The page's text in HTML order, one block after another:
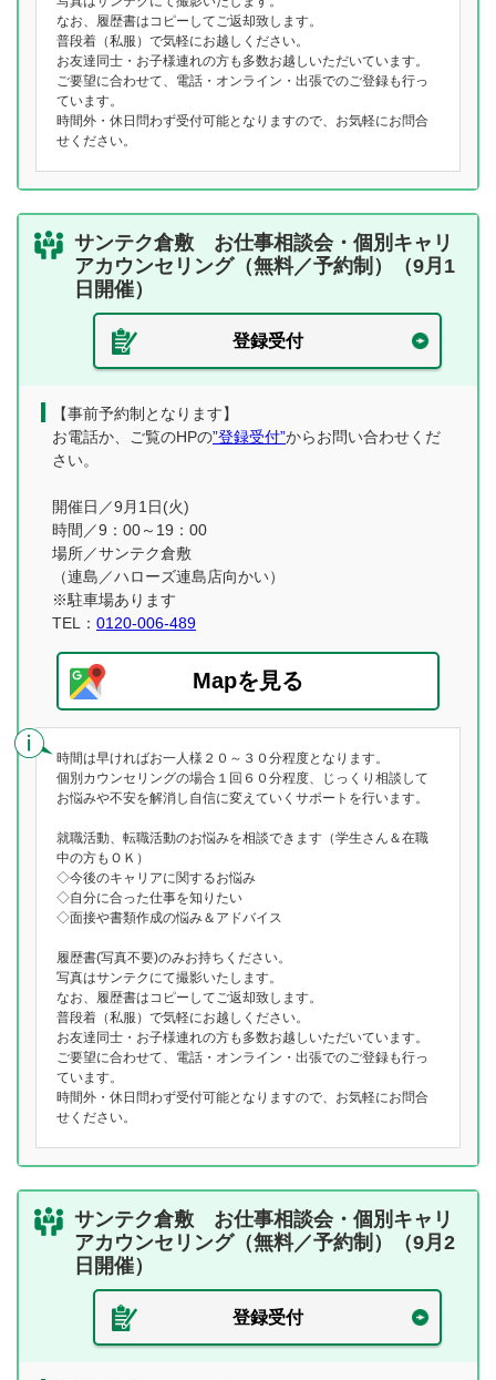
なお、履歴書はコピーしてご返却致します。
普段着（私服）で気軽にお越しください。
お友達同士・お子様連れの方も多数お越しいただいています。
ご要望に合わせて、電話・オンライン・出張でのご登録も行っ
ています。
時間外・休日問わず受付可能となりますので、お気軽にお問合
せください。
サンテク倉敷 お仕事相談会・個別キャリ
アカウンセリング（無料／予約制）（9月1
日開催）
登録受付
【事前予約制となります】
お電話か、ご覧のHPの”登録受付”からお問い合わせくだ
さい。
開催日／9月1日(火)
時間／9：00～19：00
場所／サンテク倉敷
（連島／ハローズ連島店向かい）
※駐車場あります
TEL： 0120-006-489
Mapを見る
時間は早ければお一人様２０～３０分程度となります。
個別カウンセリングの場合１回６０分程度、じっくり相談して
お悩みや不安を解消し自信に変えていくサポートを行います。
就職活動、転職活動のお悩みを相談できます（学生さん＆在職
中の方もＯＫ）
◇今後のキャリアに関するお悩み
◇自分に合った仕事を知りたい
◇面接や書類作成の悩み＆アドバイス
履歴書(写真不要)のみお持ちください。
写真はサンテクにて撮影いたします。
なお、履歴書はコピーしてご返却致します。
普段着（私服）で気軽にお越しください。
お友達同士・お子様連れの方も多数お越しいただいています。
ご要望に合わせて、電話・オンライン・出張でのご登録も行っ
ています。
時間外・休日問わず受付可能となりますので、お気軽にお問合
せください。
サンテク倉敷 お仕事相談会・個別キャリ
アカウンセリング（無料／予約制）（9月2
日開催）
登録受付